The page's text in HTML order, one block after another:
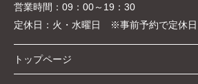
営業時間： 09：00～19：30
定休日： 火・水曜日 ※事前予約で定休日
トップページ